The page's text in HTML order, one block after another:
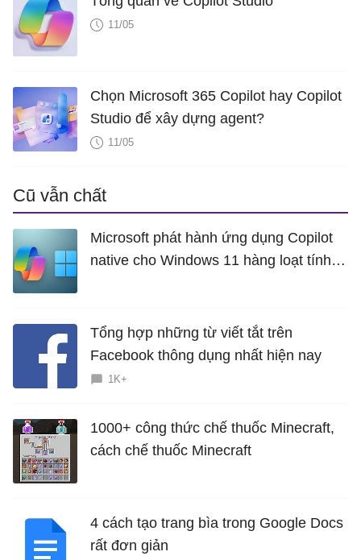
11/05
Chọn Microsoft 365 Copilot hay Copilot
Studio để xây dựng agent?
11/05
Cũ vẫn chất
Microsoft phát hành ứng dụng Copilot
native cho Windows 11 hàng loạt tính
Tổng hợp những từ viết tắt trên
Facebook thông dụng nhất hiện nay
1K+
1000+ công thức chế thuốc Minecraft,
cách chế thuốc Minecraft
4 cách tạo trang bìa trong Google Docs
rất đơn giản